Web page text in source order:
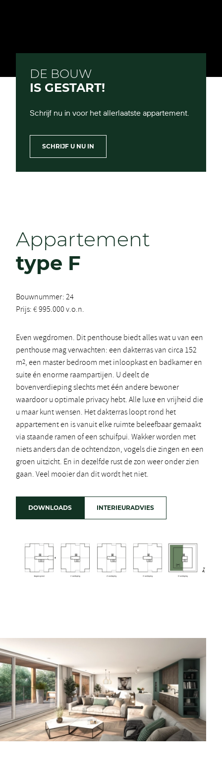
DE BOUW
IS GESTART!
Schrijf nu in voor het allerlaatste appartement.
SCHRIJF U NU IN
Appartement
type F
Bouwnummer: 24
Prijs: € 995.000 v.o.n.
Even wegdromen. Dit penthouse biedt alles wat u van een
penthouse mag verwachten: een dakterras van circa 152
m2, een master bedroom met inloopkast en badkamer en
suite én enorme raampartijen. U deelt de
bovenverdieping slechts met één andere bewoner
waardoor u optimale privacy hebt. Alle luxe en vrijheid die
u maar kunt wensen. Het dakterras loopt rond het
appartement en is vanuit elke ruimte beleefbaar gemaakt
via staande ramen of een schuifpui. Wakker worden met
niets anders dan de ochtendzon, vogels die zingen en een
groen uitzicht. En in dezelfde rust de zon weer onder zien
gaan. Veel mooier dan dit wordt het niet.
DOWNLOADS INTERIEURADVIES